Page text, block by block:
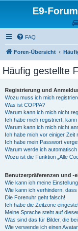
E9-
FAQ
Foren-Übersicht
Häufig gestellte
Registrierung und
Wozu muss ich mich
Was ist COPPA?
Warum kann ich mich nicht
Ich habe mich registriert,
Warum kann ich mich nicht
Ich habe mich vor einiger Zeit
Ich habe mein Passwort
Warum werde ich
Wozu ist die Funktion „Alle
Benutzerpräferenzen und -
Wie kann ich meine
Wie kann ich verhindern,
Die Forenuhr geht falsch!
Ich habe die Zeitzone
Meine Sprache steht auf
Was sind das für Bilder, die
Wie verwende ich einen